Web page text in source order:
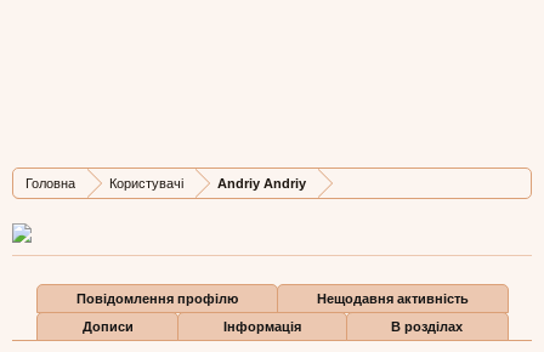
Головна Користувачі Andriy Andriy
Дописів
25
Карма
11
Бали
3
Повідомлення профілю
Нещодавня активність
Дописи
Інформація В розділах